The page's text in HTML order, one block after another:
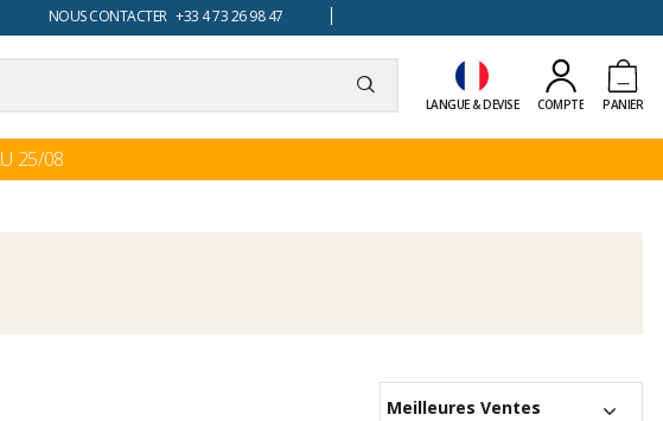
NOUS CONTACTER +33 4 73 26 98 47
LANGUE & DEVISE COMPTE PANIER
25/08
Meilleures Ventes